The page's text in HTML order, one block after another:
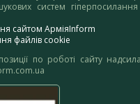
систем
сайтом АрміяInform
файлів cookie
по роботі сайту